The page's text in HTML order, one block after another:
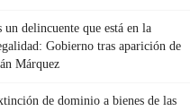
un delincuente que está en la
Gobierno tras aparición de
Márquez
de dominio a bienes de las